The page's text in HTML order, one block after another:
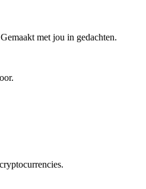
met jou in gedachten.